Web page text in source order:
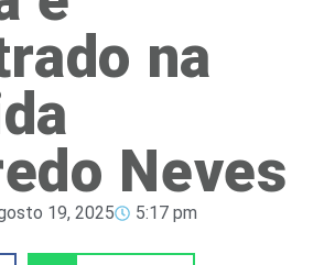
na
Neves
19, 2025 5:17 pm